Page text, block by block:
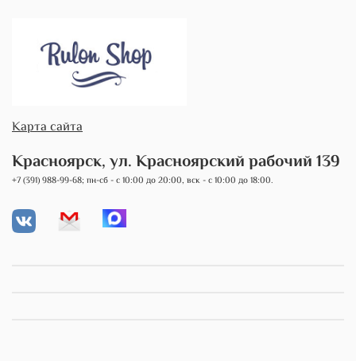
Красноярск, ул. Красноярский рабочий 139
+7 (391) 988-99-68; пн-сб - с 10:00 до 20:00, вск - с 10:00 до 18:00.
Карта сайта